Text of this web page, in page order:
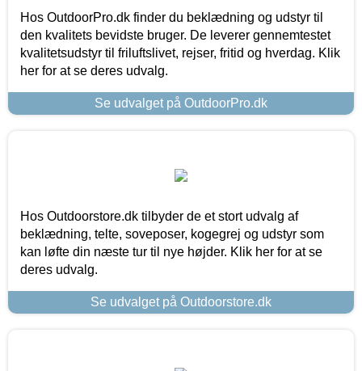
Hos OutdoorPro.dk finder du beklædning og udstyr til
den kvalitets bevidste bruger. De leverer gennemtestet
kvalitetsudstyr til friluftslivet, rejser, fritid og hverdag. Klik
her for at se deres udvalg.
Se udvalget på OutdoorPro.dk
Hos Outdoorstore.dk tilbyder de et stort udvalg af
beklædning, telte, soveposer, kogegrej og udstyr som
kan løfte din næste tur til nye højder. Klik her for at se
deres udvalg.
Se udvalget på Outdoorstore.dk